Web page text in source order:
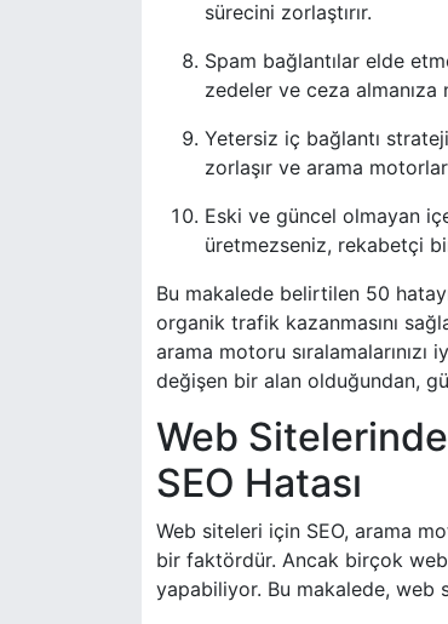
sürecini zorlaştırır.
Spam bağlantılar elde
zedeler ve ceza almanıza
Yetersiz iç bağlantı
zorlaşır ve arama
Eski ve güncel olmayan
üretmezseniz, rekabetçi
Bu makalede belirtilen 50
organik trafik kazanmasını
arama motoru
değişen bir alan olduğundan,
Web
SEO Hatası
Web siteleri için SEO, arama
bir faktördür. Ancak birçok web
yapabiliyor. Bu makalede, web